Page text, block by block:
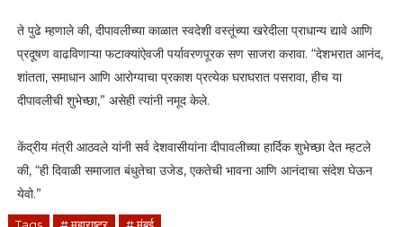
ते पुढे म्हणाले की, दीपावलीच्या काळात स्वदेशी वस्तूंच्या खरेदीला प्राधान्य द्यावे आणि
प्रदूषण वाढविणाऱ्या फटाक्यांऐवजी पर्यावरणपूरक सण साजरा करावा. “देशभरात आनंद,
शांतता, समाधान आणि आरोग्याचा प्रकाश प्रत्येक घराघरात पसरावा, हीच या
दीपावलीची शुभेच्छा,” असेही त्यांनी नमूद केले.
केंद्रीय मंत्री आठवले यांनी सर्व देशवासीयांना दीपावलीच्या हार्दिक शुभेच्छा देत म्हटले
की, “ही दिवाळी समाजात बंधुतेचा उजेड, एकतेची भावना आणि आनंदाचा संदेश घेऊन
येवो.”
Tags # महाराष्ट्र # मुंबई